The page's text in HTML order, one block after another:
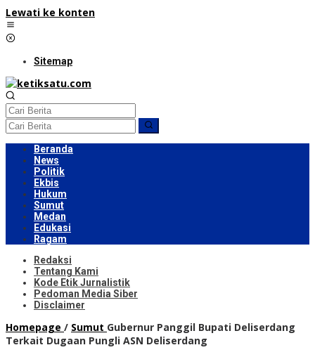
Lewati ke konten
Sitemap
Beranda
News
Politik
Ekbis
Hukum
Sumut
Medan
Edukasi
Ragam
Redaksi
Tentang Kami
Kode Etik Jurnalistik
Pedoman Media Siber
Disclaimer
Homepage / Sumut Gubernur Panggil Bupati Deliserdang
Terkait Dugaan Pungli ASN Deliserdang